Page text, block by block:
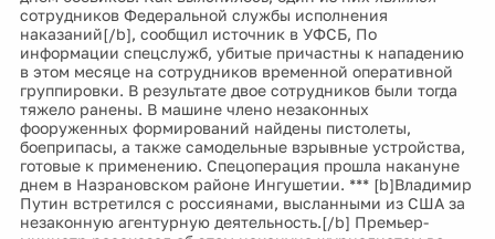
сотрудников Федеральной службы исполнения
наказаний[/b], сообщил источник в УФСБ, По
информации спецслужб, убитые причастны к нападению
в этом месяце на сотрудников временной оперативной
группировки. В результате двое сотрудников были тогда
тяжело ранены. В машине члено незаконных
фооруженных формирований найдены пистолеты,
боеприпасы, а также самодельные взрывные устройства,
готовые к применению. Спецоперация прошла накануне
днем в Назрановском районе Ингушетии. *** [b]Владимир
Путин встретился с россиянами, высланными из США за
незаконную агентурную деятельность.[/b] Премьер-